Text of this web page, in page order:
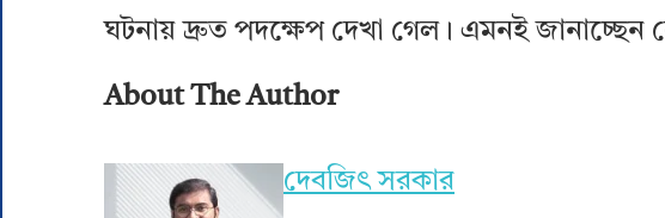
ঘটনায় দ্রুত পদক্ষেপ দেখা গেল। এমনই জানাচ্ছেন
About The Author
দেবজিৎ সরকার